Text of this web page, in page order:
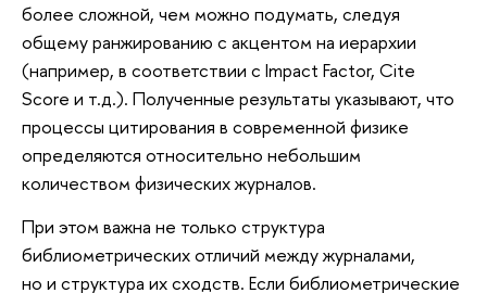
более сложной, чем можно подумать, следуя
общему ранжированию с акцентом на иерархии
(например, в соответствии с Impact Factor, Cite
Score и т.д.). Полученные результаты указывают, что
процессы цитирования в современной физике
определяются относительно небольшим
количеством физических журналов.
При этом важна не только структура
библиометрических отличий между журналами,
но и структура их сходств. Если библиометрические